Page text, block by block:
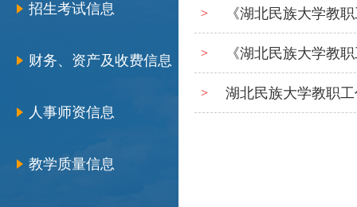
招生考试信息
财务、资产及收费信息
人事师资信息
教学质量信息
> 《湖北民族大学教
> 《湖北民族大学教
> 湖北民族大学教职